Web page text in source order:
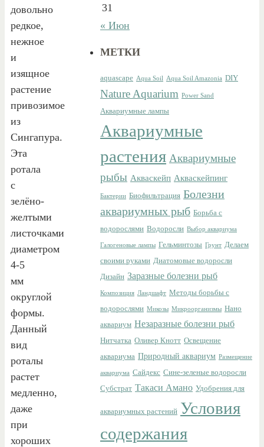
довольно
редкое,
нежное
и
изящное
растение
привозимое
из
Сингапура.
Эта
ротала
с
зелёно-
желтыми
листочками
диаметром
4-5
мм
округлой
формы.
Данный
вид
роталы
растет
медленно,
даже
при
хороших
31
« Июн
МЕТКИ
aquascape Aqua Soil Aqua Soil Amazonia DIY
Nature Aquarium Power Sand
Аквариумные лампы
Аквариумные
растения Аквариумные
рыбы Акваскейп Акваскейпинг
Бактерии Биофильтрация Болезни
аквариумных рыб Борьба с
водорослями Водоросли Выбор аквариума
Галогеновые лампы Гельминтозы Грунт Делаем
своими руками Диатомовые водоросли
Дизайн Заразные болезни рыб
Композиция Ландшафт Методы борьбы с
водорослями Микозы Микроорганизмы Нано
аквариум Незаразные болезни рыб
Нитчатка Оливер Кнотт Освещение
аквариума Природный аквариум Размещение
аквариума Сайдекс Сине-зеленые водоросли
Субстрат Такаси Амано Удобрения для
аквариумных растений Условия
содержания